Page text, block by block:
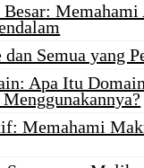
Memahami
Semua yang
Apa Itu
Memahami